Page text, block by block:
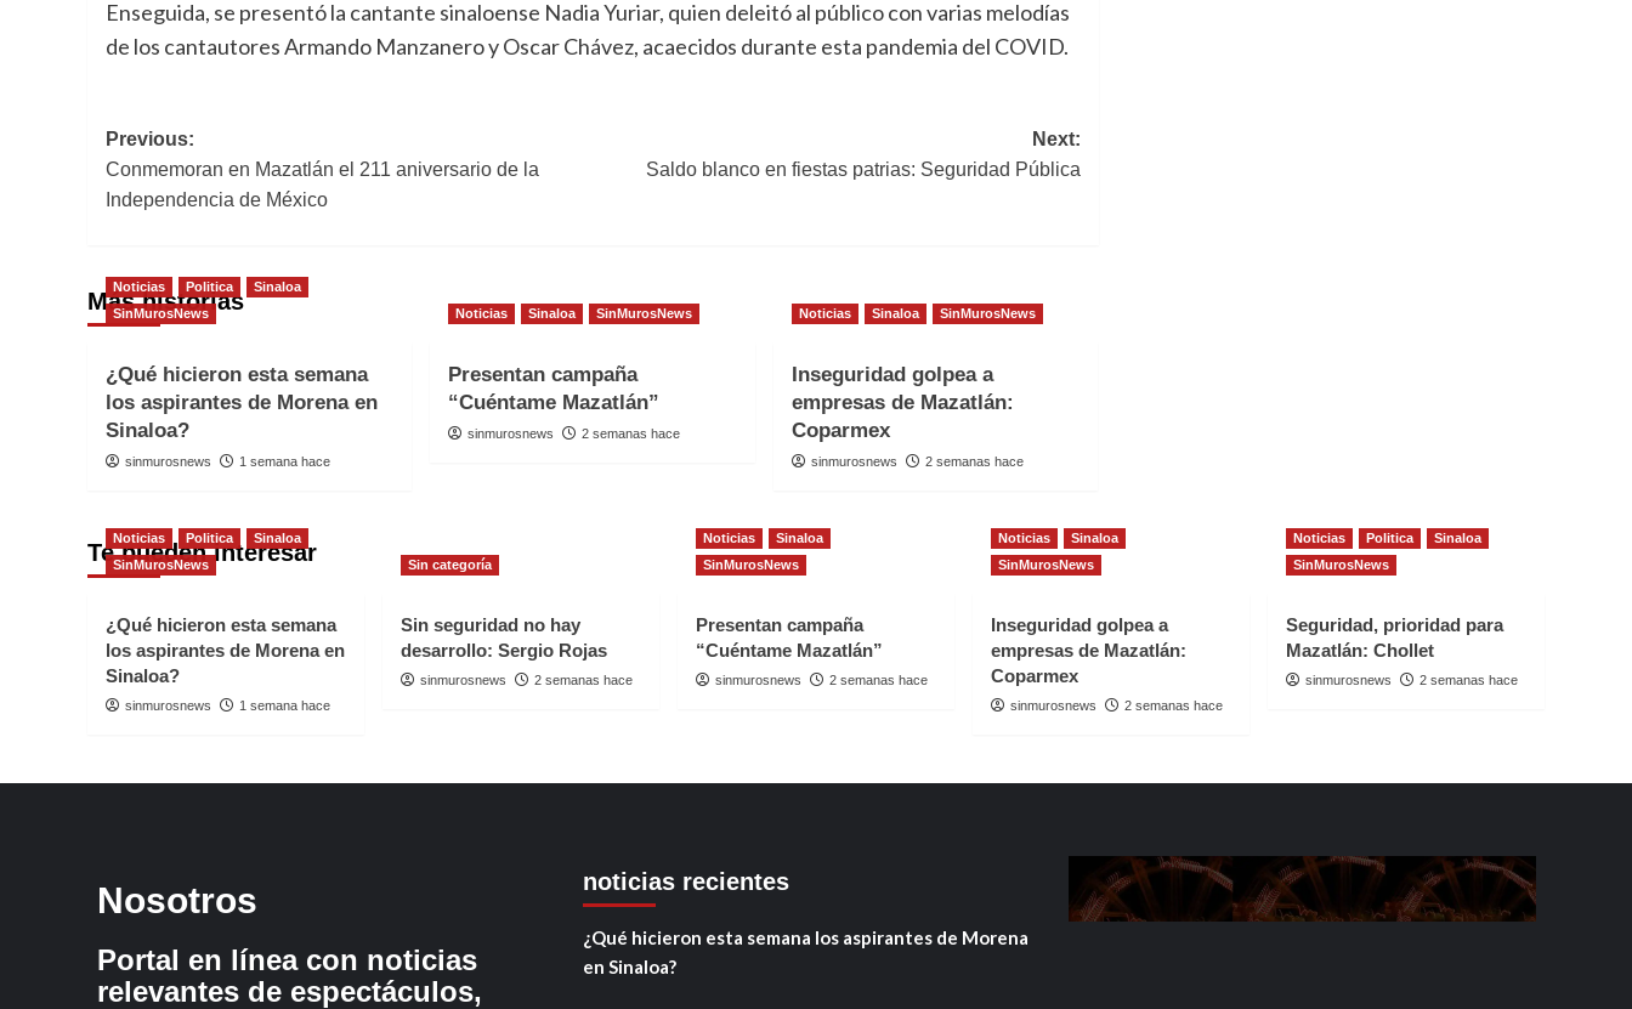
Enseguida, se presentó la cantante sinaloense Nadia Yuriar, quien deleitó al público con varias melodías
de los cantautores Armando Manzanero y Oscar Chávez, acaecidos durante esta pandemia del COVID.
Post
navigation
Previous:
Conmemoran en Mazatlán el 211 aniversario de la
Independencia de México
Next:
Saldo blanco en fiestas patrias: Seguridad Pública
Más historias
Noticias Politica
Sinaloa
SinMurosNews
¿Qué hicieron esta semana
los aspirantes de Morena en
Sinaloa?
sinmurosnews 1 semana hace
Noticias Sinaloa SinMurosNews
Presentan campaña
“Cuéntame Mazatlán”
sinmurosnews 2 semanas hace
Noticias Sinaloa SinMurosNews
Inseguridad golpea a
empresas de Mazatlán:
Coparmex
sinmurosnews 2 semanas hace
Te pueden interesar
Noticias Politica
Sinaloa
SinMurosNews
¿Qué hicieron esta semana
los aspirantes de Morena en
Sinaloa?
sinmurosnews 1 semana hace
Sin categoría
Sin seguridad no hay
desarrollo: Sergio Rojas
sinmurosnews 2 semanas hace
Noticias
Sinaloa
SinMurosNews
Presentan campaña
“Cuéntame Mazatlán”
sinmurosnews 2 semanas hace
Noticias
Sinaloa
SinMurosNews
Inseguridad golpea a
empresas de Mazatlán:
Coparmex
sinmurosnews 2 semanas hace
Noticias Politica
Sinaloa
SinMurosNews
Seguridad, prioridad para
Mazatlán: Chollet
sinmurosnews 2 semanas hace
Nosotros
Portal en línea con noticias
relevantes de espectáculos,
noticias recientes
¿Qué hicieron esta semana los aspirantes de Morena
en Sinaloa?